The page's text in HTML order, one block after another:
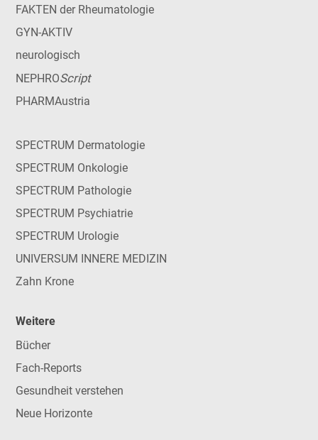
FAKTEN der Rheumatologie
GYN-AKTIV
neurologisch
NEPHROScript
PHARMAustria
SPECTRUM Dermatologie
SPECTRUM Onkologie
SPECTRUM Pathologie
SPECTRUM Psychiatrie
SPECTRUM Urologie
UNIVERSUM INNERE MEDIZIN
Zahn Krone
Weitere
Bücher
Fach-Reports
Gesundheit verstehen
Neue Horizonte